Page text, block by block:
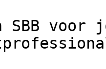
SBB voor